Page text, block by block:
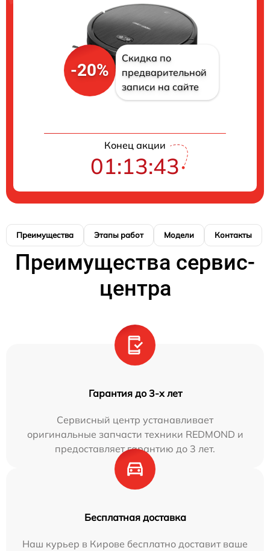
-20%
Скидка по
предварительной
записи на сайте
Конец акции
01:13:43
Преимущества Этапы работ Модели Контакты
Преимущества сервис-
центра
Гарантия до 3-х лет
Сервисный центр устанавливает
оригинальные запчасти техники REDMOND и
предоставляет гарантию до 3 лет.
Бесплатная доставка
Наш курьер в Кирове бесплатно доставит ваше